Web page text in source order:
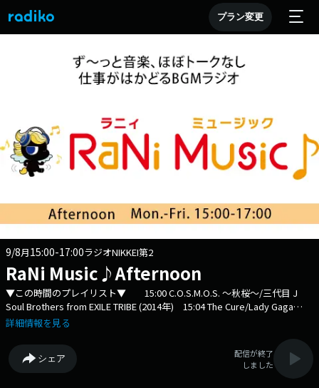
プラン変更
9/8月15:00-17:00ラジオNIKKEI第2
RaNi Music♪Afternoon
▼この時間のプレイリスト▼ 15:00 C.O.S.M.O.S. ～秋桜～/三代目 J
Soul Brothers from EXILE TRIBE (2014年) 15:04 The Cure/Lady Gaga
(2017年) 15:08 Carrying Happiness/Mrs. GREEN APPLE (2025年) 15:12
年) 15:21 Left And Right feat. Jung Kook/Charlie Puth (2022年) 15:23
雲丹と栗/ずっと真夜中でいいのに。 (2018年) 15:28 あまりにも素敵な夜
だから/[Alexandros] (2019年) 15:32 Outside feat. Ellie Goulding/Calvin
詳細情報を見る
シェア
配信が終了
しました